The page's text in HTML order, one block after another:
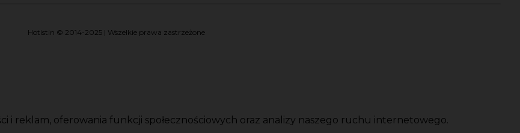
Hotistin © 2014-2025 | Wszelkie prawa zastrzeżone
i reklam, oferowania funkcji społecznościowych oraz analizy naszego ruchu internetowego.